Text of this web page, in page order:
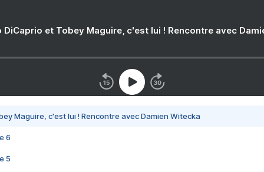
DiCaprio et Tobey Maguire, c'est lui ! Rencontre avec
Maguire, c'est lui ! Rencontre avec Damien Witecka
6
5